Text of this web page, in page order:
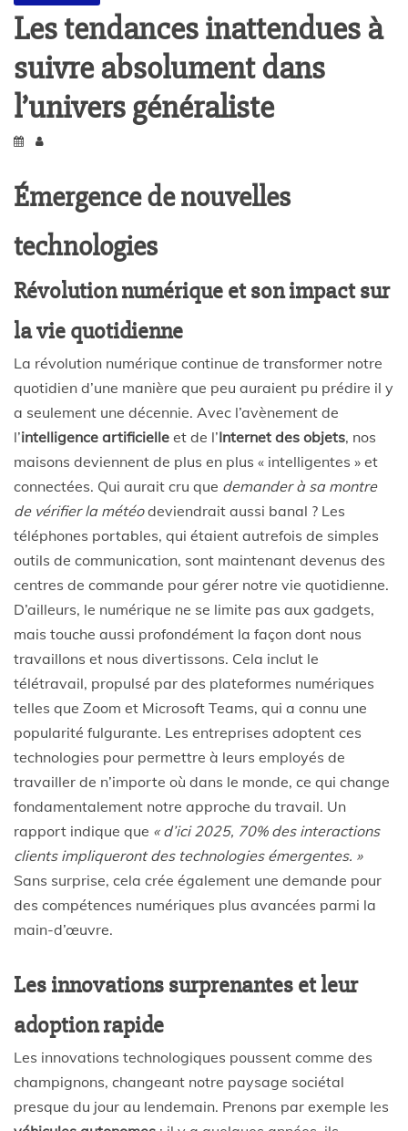
Les tendances inattendues à
suivre absolument dans
l’univers généraliste
Émergence de nouvelles
technologies
Révolution numérique et son impact sur
la vie quotidienne
La révolution numérique continue de transformer notre
quotidien d’une manière que peu auraient pu prédire il y
a seulement une décennie. Avec l’avènement de
l’intelligence artificielle et de l’Internet des objets, nos
maisons deviennent de plus en plus « intelligentes » et
connectées. Qui aurait cru que demander à sa montre
de vérifier la météodeviendrait aussi banal ? Les
téléphones portables, qui étaient autrefois de simples
outils de communication, sont maintenant devenus des
centres de commande pour gérer notre vie quotidienne.
D’ailleurs, le numérique ne se limite pas aux gadgets,
mais touche aussi profondément la façon dont nous
travaillons et nous divertissons. Cela inclut le
télétravail, propulsé par des plateformes numériques
telles que Zoom et Microsoft Teams, qui a connu une
popularité fulgurante. Les entreprises adoptent ces
technologies pour permettre à leurs employés de
travailler de n’importe où dans le monde, ce qui change
fondamentalement notre approche du travail. Un
rapport indique que « d’ici 2025, 70% des interactions
clients impliqueront des technologies émergentes. »
Sans surprise, cela crée également une demande pour
des compétences numériques plus avancées parmi la
main-d’œuvre.
Les innovations surprenantes et leur
adoption rapide
Les innovations technologiques poussent comme des
champignons, changeant notre paysage sociétal
presque du jour au lendemain. Prenons par exemple les